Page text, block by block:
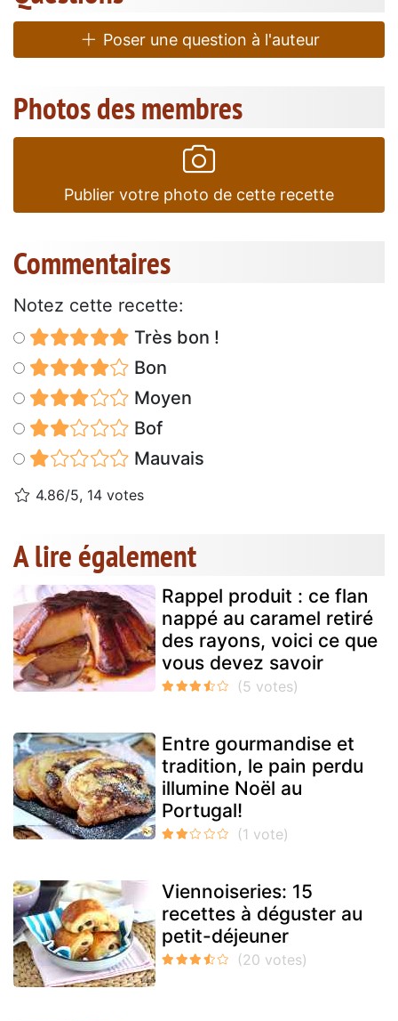
Poser une question à l'auteur
Photos des membres
Publier votre photo de cette recette
Commentaires
Notez cette recette:
Très bon !
Bon
Moyen
Bof
Mauvais
4.86/5, 14 votes
A lire également
Rappel produit : ce flan
nappé au caramel retiré
des rayons, voici ce que
vous devez savoir
Entre gourmandise et
tradition, le pain perdu
illumine Noël au
Portugal!
Viennoiseries: 15
recettes à déguster au
petit-déjeuner